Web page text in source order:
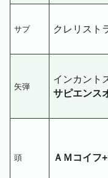
サブ クレリスト
矢弾
インカント
サピエンス
頭 ＡＭコイフ